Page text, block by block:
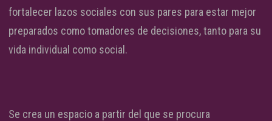
fortalecer lazos sociales con sus pares para estar mejor
preparados como tomadores de decisiones, tanto para su
vida individual como social.
Se crea un espacio a partir del que se procura